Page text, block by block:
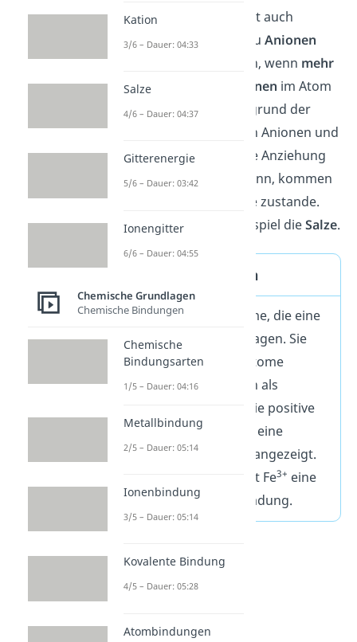
Gut zu wissen:
Es gibt auch
negative Ionen, die du Anionen
nennst. Sie entstehen, wenn mehr
Elektronen als Protonen im Atom
vorhanden sind. Aufgrund der
Ladungen ziehen sich Anionen und
Kationen an. Da diese Anziehung
sehr stark werden kann, kommen
äußerst stabile Stoffe zustande.
Dazu zählen zum Beispiel dieSalze.
Kation Definition
Kationen
sind Atome, die eine
positive Ladung
tragen. Sie
entstehen, wenn Atome
weniger Elektronen als
Protonen haben. Die positive
Ladung wird durch eine
hochgestellte Zahl angezeigt.
Zum Beispiel besitzt Fe3+ eine
dreifachpositive Ladung.
Kation
3/6 – Dauer: 04:33
Salze
4/6 – Dauer: 04:37
Gitterenergie
5/6 – Dauer: 03:42
Ionengitter
6/6 – Dauer: 04:55
Chemische Grundlagen
Chemische Bindungen
Chemische
Bindungsarten
1/5 – Dauer: 04:16
Metallbindung
2/5 – Dauer: 05:14
Ionenbindung
3/5 – Dauer: 05:14
Kovalente Bindung
4/5 – Dauer: 05:28
Atombindungen